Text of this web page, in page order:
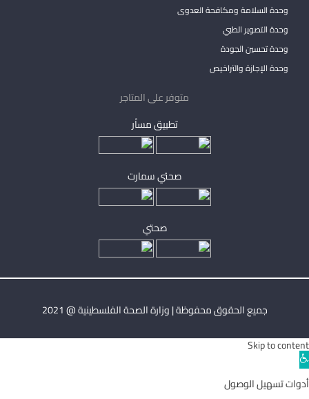
وحدة السلامة ومكافحة العدوى
وحدة التصوير الطبي
وحدة تحسين الجودة
وحدة الإجازة والتراخيص
متوفر على المتاجر
تطبيق مساْر
صحتي سمارت
صحتي
جميع الحقوق محفوظة | وزارة الصحة الفلسطينية @ 2021
Skip to content
Open
toolbar
أدوات تسهيل الوصول